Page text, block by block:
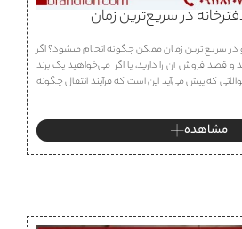
در سریع‌ترین زمان
در سریع ترین زمان ممکن چگونه انجام میشود؟ اگر
فروش آن را دارید، یا اگر می‌خواهید یک برند
که پیش می‌آید این است که فرآیند انتقال چگونه
مشاهده